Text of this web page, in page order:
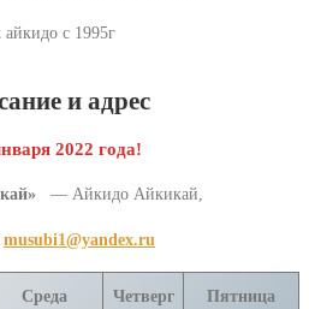
с 1995г
и адрес
2022 года!
— Айкидо Айкикай,
musubi1@yandex.ru
Среда Четверг Пятница